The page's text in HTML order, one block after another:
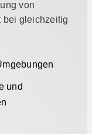
von
bei gleichzeitig
und